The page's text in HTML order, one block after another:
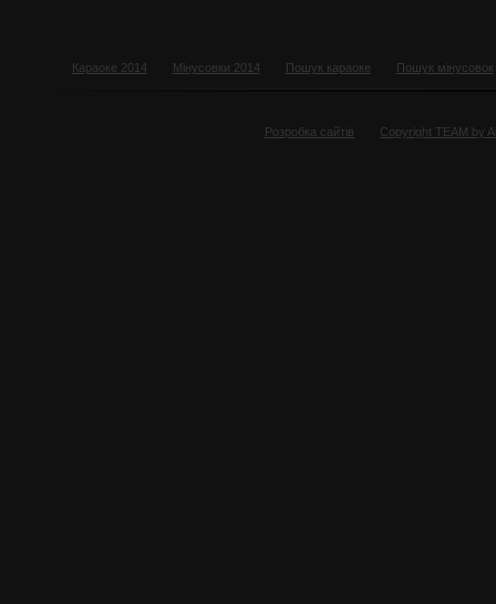
Караоке 2014 Мінусовки 2014 Пошук караоке Пошук мінусовок
Розробка сайтів Copyright TEAM by